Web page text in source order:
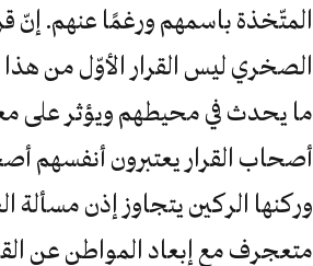
المتّخذة باسمهم ورغمًا عنهم. إنّ
الصخري ليس القرار الأوّل من
ما يحدث في محيطهم ويؤثر على
أصحاب القرار يعتبرون
وركنها الركين يتجاوز إذن مسألة
متعجرف مع إبعاد المواطن عن